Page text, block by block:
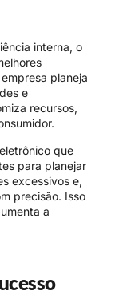
interna, o
planeja
e
recursos,
que
para planejar
excessivos e,
precisão. Isso
a